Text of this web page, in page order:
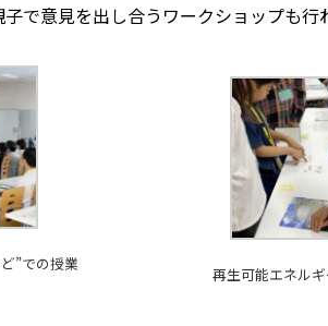
で意見を出し合うワークショップも行
”での授業
再生可能エネル